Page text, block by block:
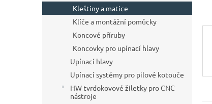
Kleštiny a matice
Klíče a montážní pomůcky
Koncové příruby
Koncovky pro upínací hlavy
Upínací hlavy
Upínací systémy pro pilové kotouče
HW tvrdokovové žiletky pro CNC
nástroje